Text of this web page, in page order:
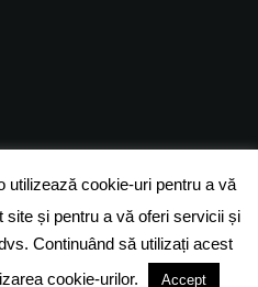
All rights reserved.
JOBS DESPRE COOKIES
TERMENI SI CONDITII
utilizează cookie-uri pentru a vă
și pentru a vă oferi servicii și
Continuând să utilizați acest
cookie-urilor.
Accept